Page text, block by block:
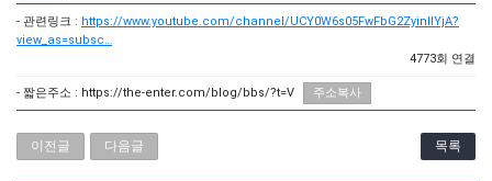
- 관련링크 : https://www.youtube.com/channel/UCY0W6s05FwFbG2ZyinlIYjA?
view_as=subsc…
4773회 연결
- 짧은주소 : https://the-enter.com/blog/bbs/?t=V 주소복사
이전글 다음글 목록